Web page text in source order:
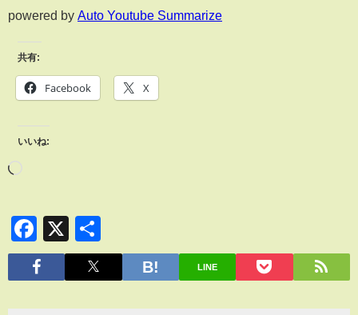
powered by Auto Youtube Summarize
共有:
Facebook X
いいね:
Facebook
X
有
LINE